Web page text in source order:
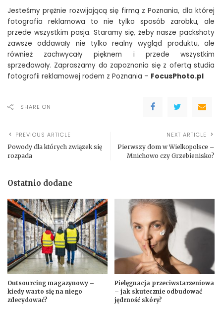
Jesteśmy prężnie rozwijającą się firmą z Poznania, dla której
fotografia reklamowa to nie tylko sposób zarobku, ale
przede wszystkim pasja. Staramy się, żeby nasze packshoty
zawsze oddawały nie tylko realny wygląd produktu, ale
również zachwycały pięknem i przede wszystkim
sprzedawały. Zapraszamy do zapoznania się z ofertą studia
fotografii reklamowej rodem z Poznania – FocusPhoto.pl
SHARE ON
PREVIOUS ARTICLE
Powody dla których związek się
rozpada
NEXT ARTICLE
Pierwszy dom w Wielkopolsce –
Mnichowo czy Grzebienisko?
Ostatnio dodane
Outsourcing magazynowy –
kiedy warto się na niego
zdecydować?
Pielęgnacja przeciwstarzeniowa
– jak skutecznie odbudować
jędrność skóry?